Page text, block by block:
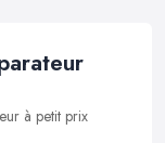
à petit prix